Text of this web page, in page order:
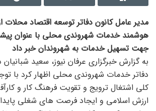
مدیر عامل کانون دفاتر توسعه اقتصاد محلات
هوشمند خدمات شهروندی محلی با عنوان
جهت تسهیل خدمات به شهروندان خبر داد
به گزارش خبرگزاری عرفان نیوز، سعید
دفاتر خدمات شهروندی محلی اظهار کرد با
کلی اشتغال ترویج و تقویت فرهنگ کار و
ارزش اسلامی و ایجاد فرصت های شغلی